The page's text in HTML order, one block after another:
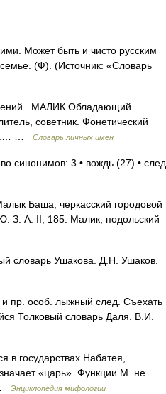
Может быть и чисто русским
(Ф). (Источник: «Словарь
МАЛИК Обладающий
советник. Фонетический
…
Словарь личных имен
синонимов: 3 • вождь (27) • след
Баша, черкасский городовой
З. А. II, 185. Малик, подольский
словарь Ушакова. Д.Н. Ушаков.
пр. особ. лыжный след. Съехать
Толковый словарь Даля. В.И.
государствах Набатея,
«царь». Функции М. не
Энциклопедия мифологии